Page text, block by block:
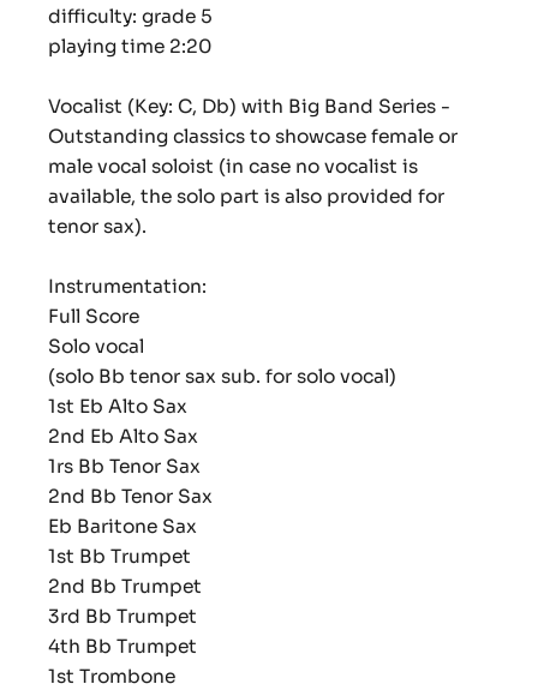
difficulty: grade 5
playing time 2:20
Vocalist (Key: C, Db) with Big Band Series -
Outstanding classics to showcase female or
male vocal soloist (in case no vocalist is
available, the solo part is also provided for
tenor sax).
Instrumentation:
Full Score
Solo vocal
(solo Bb tenor sax sub. for solo vocal)
1st Eb Alto Sax
2nd Eb Alto Sax
1rs Bb Tenor Sax
2nd Bb Tenor Sax
Eb Baritone Sax
1st Bb Trumpet
2nd Bb Trumpet
3rd Bb Trumpet
4th Bb Trumpet
1st Trombone